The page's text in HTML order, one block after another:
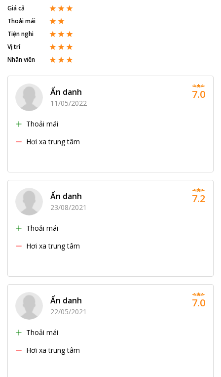
Giá cả
Thoải mái
Tiện nghi
Vị trí
Nhân viên
Ẩn danh
11/05/2022
Thoải mái
Hơi xa trung tâm
7.0
Ẩn danh
23/08/2021
Thoải mái
Hơi xa trung tâm
7.2
Ẩn danh
22/05/2021
Thoải mái
Hơi xa trung tâm
7.0